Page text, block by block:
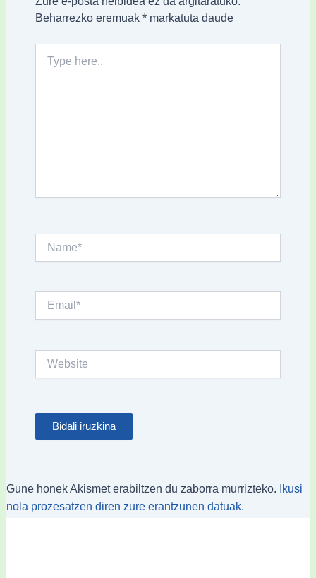
Beharrezko eremuak *markatuta daude
here..
Email*
Website
Gune honek Akismet erabiltzen du zaborra murrizteko.
Ikusi
nola prozesatzen diren zure erantzunen datuak.